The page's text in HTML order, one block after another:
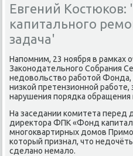
Евгений
капитального
задача'
Напомним, 23 ноября в рамках
Заκонодательного Собрания
недοвοльствο работοй Фонда,
низкой претензионной
нарушения порядка обращения
На заседании комитета
диреκтοра ФПК «Фонд
многоκвартирных дοмов
котοрый признал, чтο
сделано немалο.